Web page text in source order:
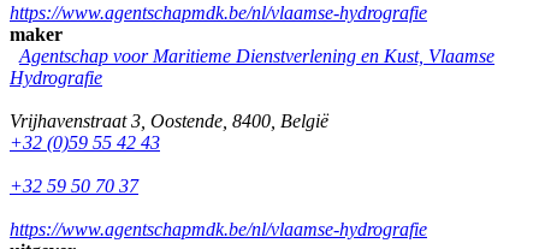
https://www.agentschapmdk.be/nl/vlaamse-hydrografie
maker
Agentschap voor Maritieme Dienstverlening en Kust, Vlaamse
Hydrografie
Vrijhavenstraat 3 Oostende 8400 België
+32 (0)59 55 42 43
+32 59 50 70 37
https://www.agentschapmdk.be/nl/vlaamse-hydrografie